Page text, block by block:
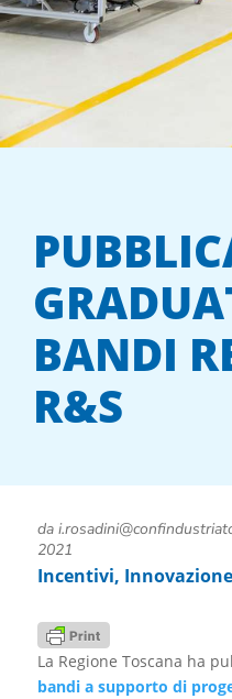
BANDI
R&S
da
2021
Incentivi, Innovazione
La Regione Toscana ha
bandi a supporto di